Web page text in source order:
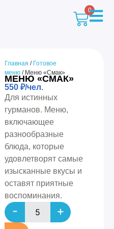
0
Главная / Готовое
меню / Меню «Смак»
МЕНЮ «СМАК»
550₽/чел.
Для истинных
гурманов. Меню,
включающее
разнообразные
блюда, которые
удовлетворят самые
изысканные вкусы и
оставят приятные
воспоминания.
- +